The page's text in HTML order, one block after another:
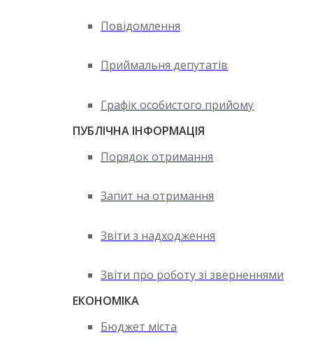
Повідомлення
Приймальня депутатів
Графік особистого прийому
ПУБЛІЧНА ІНФОРМАЦІЯ
Порядок отримання
Запит на отримання
Звіти з надходження
Звіти про роботу зі зверненнями
ЕКОНОМІКА
Бюджет міста